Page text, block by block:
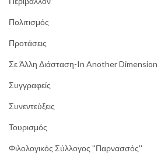
Πολιτισμός
Προτάσεις
Σε Άλλη Διάσταση-In Another Dimension
Συγγραφείς
Συνεντεύξεις
Τουρισμός
Φιλολογικός Σύλλογος ''Παρνασσός''